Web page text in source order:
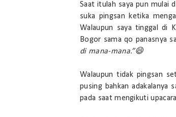
Saat itulah saya pun mulai
suka pingsan ketika
Walaupun saya tinggal di
Bogor sama qo panasnya
di mana-mana.”😄
Walaupun tidak pingsan
pusing bahkan adakalanya
pada saat mengikuti